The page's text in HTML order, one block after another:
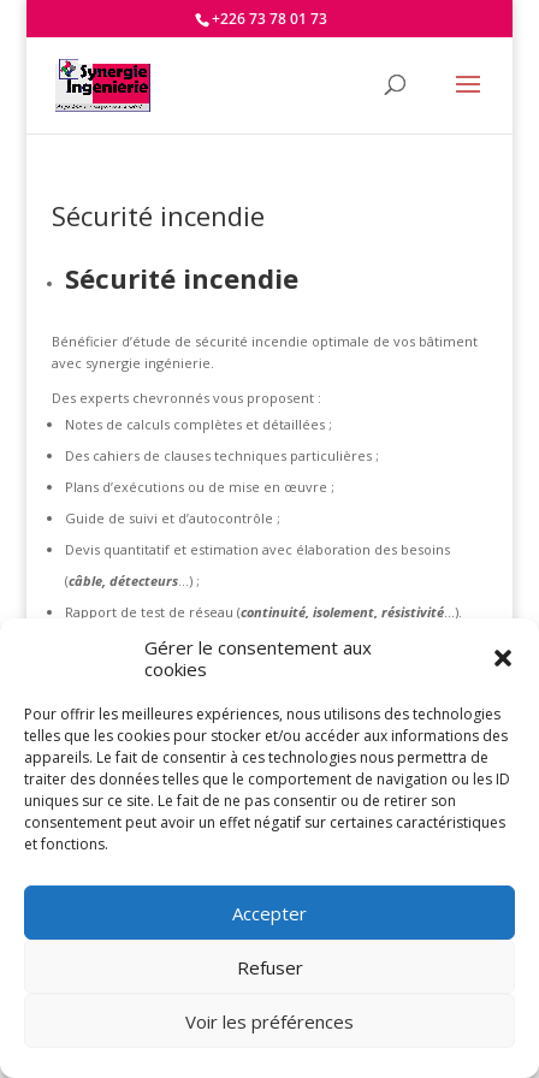
Gérer le consentement aux
cookies
Pour offrir les meilleures expériences, nous utilisons des technologies
telles que les cookies pour stocker et/ou accéder aux informations des
appareils. Le fait de consentir à ces technologies nous permettra de
traiter des données telles que le comportement de navigation ou les ID
uniques sur ce site. Le fait de ne pas consentir ou de retirer son
consentement peut avoir un effet négatif sur certaines caractéristiques
et fonctions.
Accepter
Refuser
Voir les préférences
+226 73 78 01 73
Sécurité incendie
Sécurité incendie
Bénéficier d’étude de sécurité incendie optimale de vos bâtiment
avec synergie ingénierie.
Des experts chevronnés vous proposent :
Notes de calculs complètes et détaillées ;
Des cahiers de clauses techniques particulières ;
Plans d’exécutions ou de mise en œuvre ;
Guide de suivi et d’autocontrôle ;
Devis quantitatif et estimation avec élaboration des besoins
(câble, détecteurs…) ;
Rapport de test de réseau (continuité, isolement, résistivité…).
Articles récents
Mot du Directeur Général
Commentaires récents
Azimut Communication